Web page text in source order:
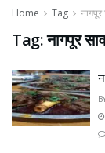
Home Tag
Tag:नागपूर